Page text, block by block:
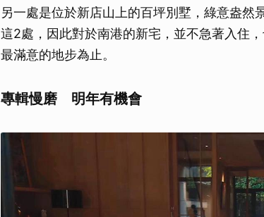
另一處是位於新店山上的百坪別墅，綠意盎然
這2處，因此對於南港的新宅，並不急著入住
最滿意的地步為止。
專輯慢磨 明年有機會